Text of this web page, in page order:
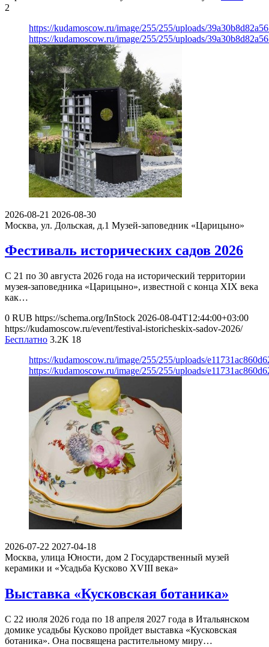
2
https://kudamoscow.ru/image/255/255/uploads/
https://kudamoscow.ru/image/255/255/uploads/
2026-08-21 2026-08-30
Москва, ул. Дольская, д.1 Музей-заповедник «Царицыно»
Фестиваль исторических садов 2026
С 21 по 30 августа 2026 года на исторический территории
музея-заповедника «Царицыно», известной с конца XIX века
как…
0 RUB https://schema.org/InStock 2026-08-04T12:44:00+03:00
https://kudamoscow.ru/event/festival-istoricheskix-sadov-2026/
Бесплатно 3.2K 18
https://kudamoscow.ru/image/255/255/uploads/
https://kudamoscow.ru/image/255/255/uploads/
2026-07-22 2027-04-18
Москва, улица Юности, дом 2 Государственный музей
керамики и «Усадьба Кусково XVIII века»
Выставка «Кусковская ботаника»
С 22 июля 2026 года по 18 апреля 2027 года в Итальянском
домике усадьбы Кусково пройдет выставка «Кусковская
ботаника». Она посвящена растительному миру…